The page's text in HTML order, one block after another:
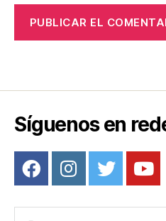
Síguenos en